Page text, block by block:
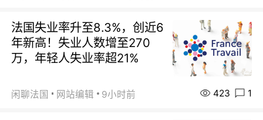
法国失业率升至8.3%，创近6
年新高！失业人数增至270
万，年轻人失业率超21%
闲聊法国 网站编辑 9小时前 423 1